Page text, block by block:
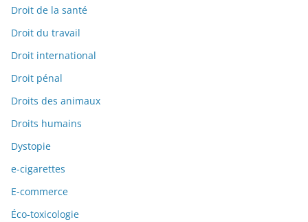
Droit de la santé
Droit du travail
Droit international
Droit pénal
Droits des animaux
Droits humains
Dystopie
e-cigarettes
E-commerce
Éco-toxicologie